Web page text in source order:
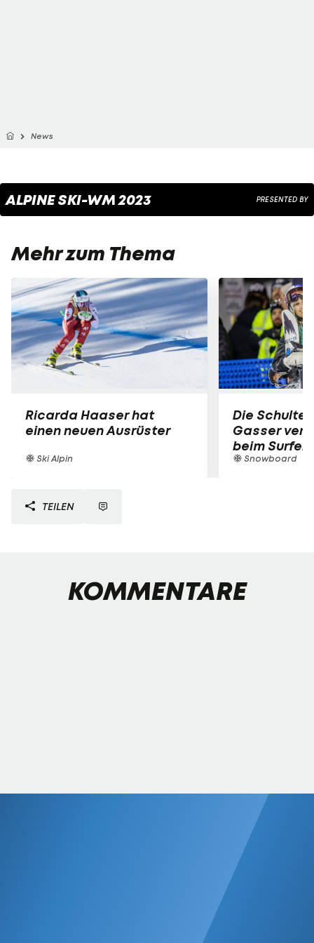
News
ALPINE SKI-WM 2023 PRESENTED BY
Mehr zum Thema
Ricarda Haaser hat
einen neuen Ausrüster
Ski Alpin
Die
Gasser
beim Surfen
Snowboard
TEILEN
KOMMENTARE